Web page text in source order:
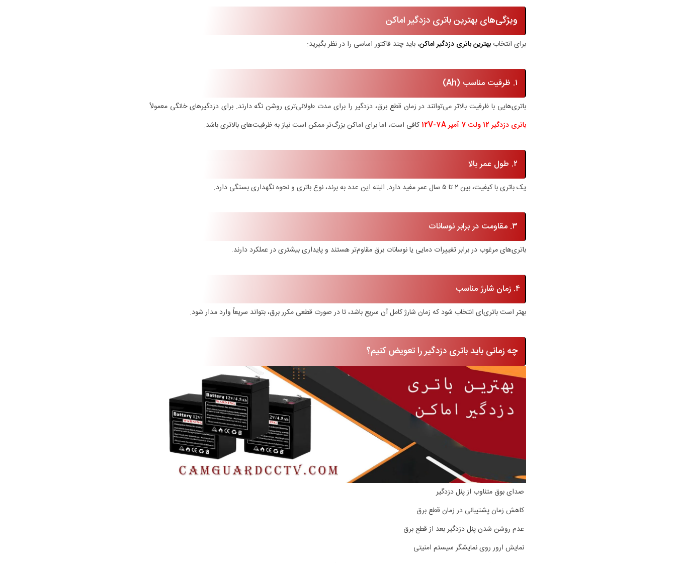
ویژگی‌های بهترین باتری دزدگیر اماکن
برای انتخاب بهترین باتری دزدگیر اماکن، باید چند فاکتور اساسی را در نظر بگیرید:
باتری‌هایی با ظرفیت بالاتر می‌توانند در زمان قطع برق، دزدگیر را برای مدت طولانی‌تری روشن نگه دارند. برای دزدگیرهای خانگی معمولاً
باتری دزدگیر 12 ولت 7 آمپر 12V-7A
کافی است، اما برای اماکن بزرگ‌تر ممکن است نیاز به ظرفیت‌های بالاتری باشد.
یک باتری با کیفیت، بین ۲ تا ۵ سال عمر مفید دارد. البته این عدد به برند، نوع باتری و نحوه نگهداری بستگی دارد.
باتری‌های مرغوب در برابر تغییرات دمایی یا نوسانات برق مقاوم‌تر هستند و پایداری بیشتری در عملکرد دارند.
۴. زمان شارژ مناسب
بهتر است باتری‌ای انتخاب شود که زمان شارژ کامل آن سریع باشد، تا در صورت قطعی مکرر برق، بتواند سریعاً وارد مدار شود.
چه زمانی باید باتری دزدگیر را تعویض کنیم؟
صدای بوق متناوب از پنل دزدگیر
کاهش زمان پشتیبانی در زمان قطع برق
عدم روشن شدن پنل دزدگیر بعد از قطع برق
نمایش ارور روی نمایشگر سیستم امنیتی